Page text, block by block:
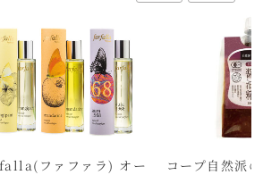
ファファラ) オー
コープ自然派